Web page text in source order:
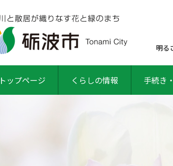
明る
トップページ くらしの情報 手続き